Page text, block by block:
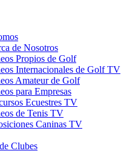
de Nosotros
Propios de Golf
Internacionales de Golf TV
Amateur de Golf
para Empresas
Ecuestres TV
de Tenis TV
Caninas TV
Clubes